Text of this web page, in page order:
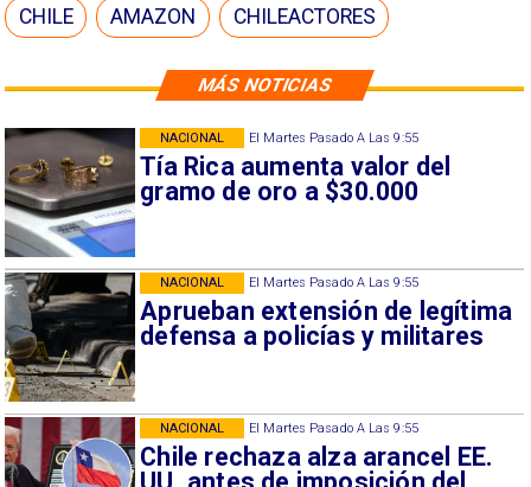
MÁS NOTICIAS
El Martes Pasado A Las 9:55
Tía Rica aumenta valor del
gramo de oro a $30.000
NACIONAL
El Martes Pasado A Las 9:55
Aprueban extensión de legítima
defensa a policías y militares
NACIONAL
El Martes Pasado A Las 9:55
Chile rechaza alza arancel EE.
NACIONAL
CHILE AMAZON CHILEACTORES